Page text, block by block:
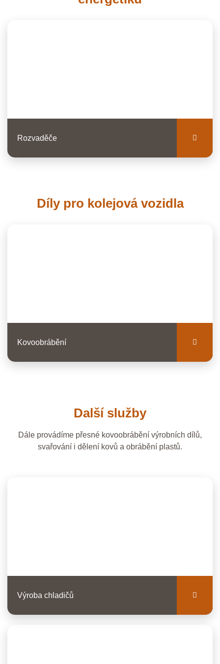
Rozvaděče
Díly pro kolejová vozidla
Kovoobrábění
Další služby
Dále provádíme přesné kovoobrábění výrobních dílů,
svařování i dělení kovů a obrábění plastů.
Výroba chladičů